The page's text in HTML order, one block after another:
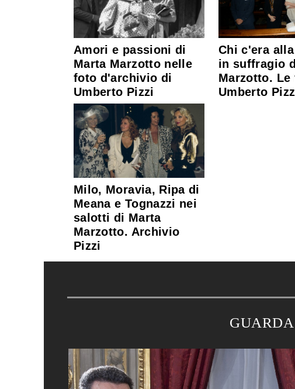
Amori e passioni di
Marta Marzotto nelle
foto d'archivio di
Umberto Pizzi
Chi c'era
in suffragio
Marzotto. Le
Umberto
Milo, Moravia, Ripa di
Meana e Tognazzi nei
salotti di Marta
Marzotto. Archivio
Pizzi